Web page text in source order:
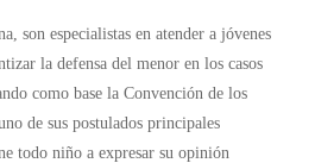
son especialistas en atender a jóvenes
la defensa del menor en los casos
como base la Convención de los
de sus postulados principales
todo niño a expresar su opinión